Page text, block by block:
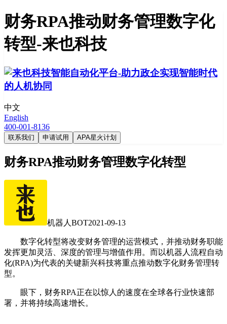
财务RPA推动财务管理数字化
转型-来也科技
中文
English
400-001-8136
联系我们 申请试用 APA星火计划
财务RPA推动财务管理数字化转型
机器人BOT2021-09-13
数字化转型将改变财务管理的运营模式，并推动财务职能
发挥更加灵活、深度的管理与增值作用。而以机器人流程自动
化(RPA)为代表的关键新兴科技将重点推动数字化财务管理转
型。
眼下，财务RPA正在以惊人的速度在全球各行业快速部
署，并将持续高速增长。